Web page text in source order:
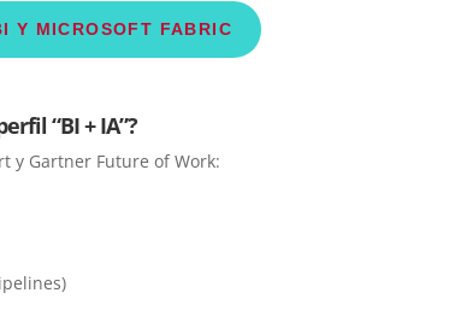
Y MICROSOFT FABRIC
“BI + IA”?
y Gartner Future of Work: